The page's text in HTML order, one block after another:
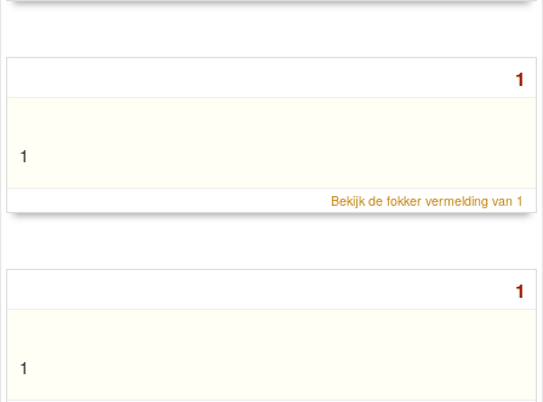
1
1
Bekijk de fokker vermelding van 1
1
1